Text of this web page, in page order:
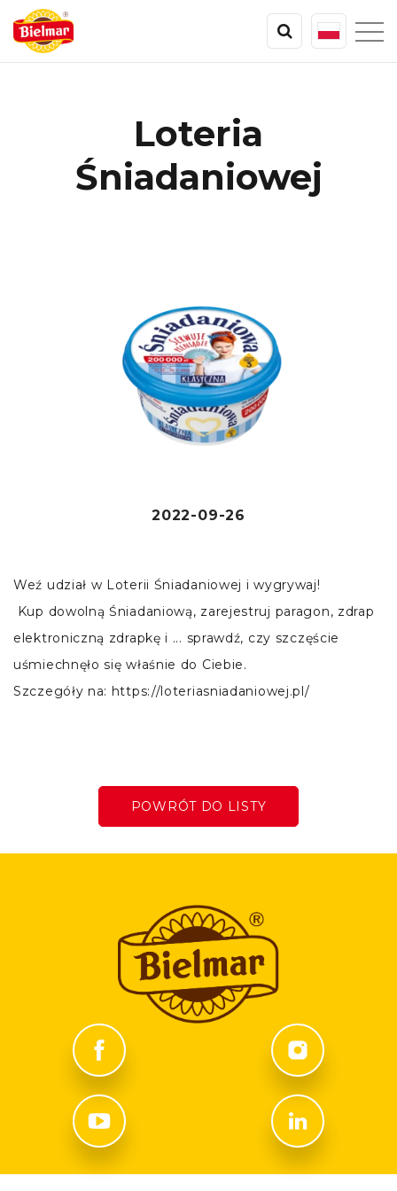
Loteria
Śniadaniowej
2022-09-26
Weź udział w Loterii Śniadaniowej i wygrywaj!
Kup dowolną Śniadaniową, zarejestruj paragon, zdrap
elektroniczną zdrapkę i ... sprawdź, czy szczęście
uśmiechnęło się właśnie do Ciebie.
Szczegóły na: https://loteriasniadaniowej.pl/
POWRÓT DO LISTY